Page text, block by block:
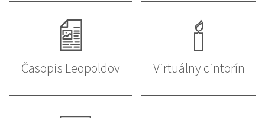
Časopis Leopoldov Virtuálny cintorín